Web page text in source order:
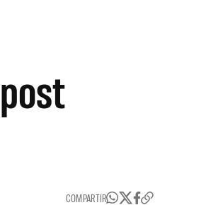
COMPARTIR